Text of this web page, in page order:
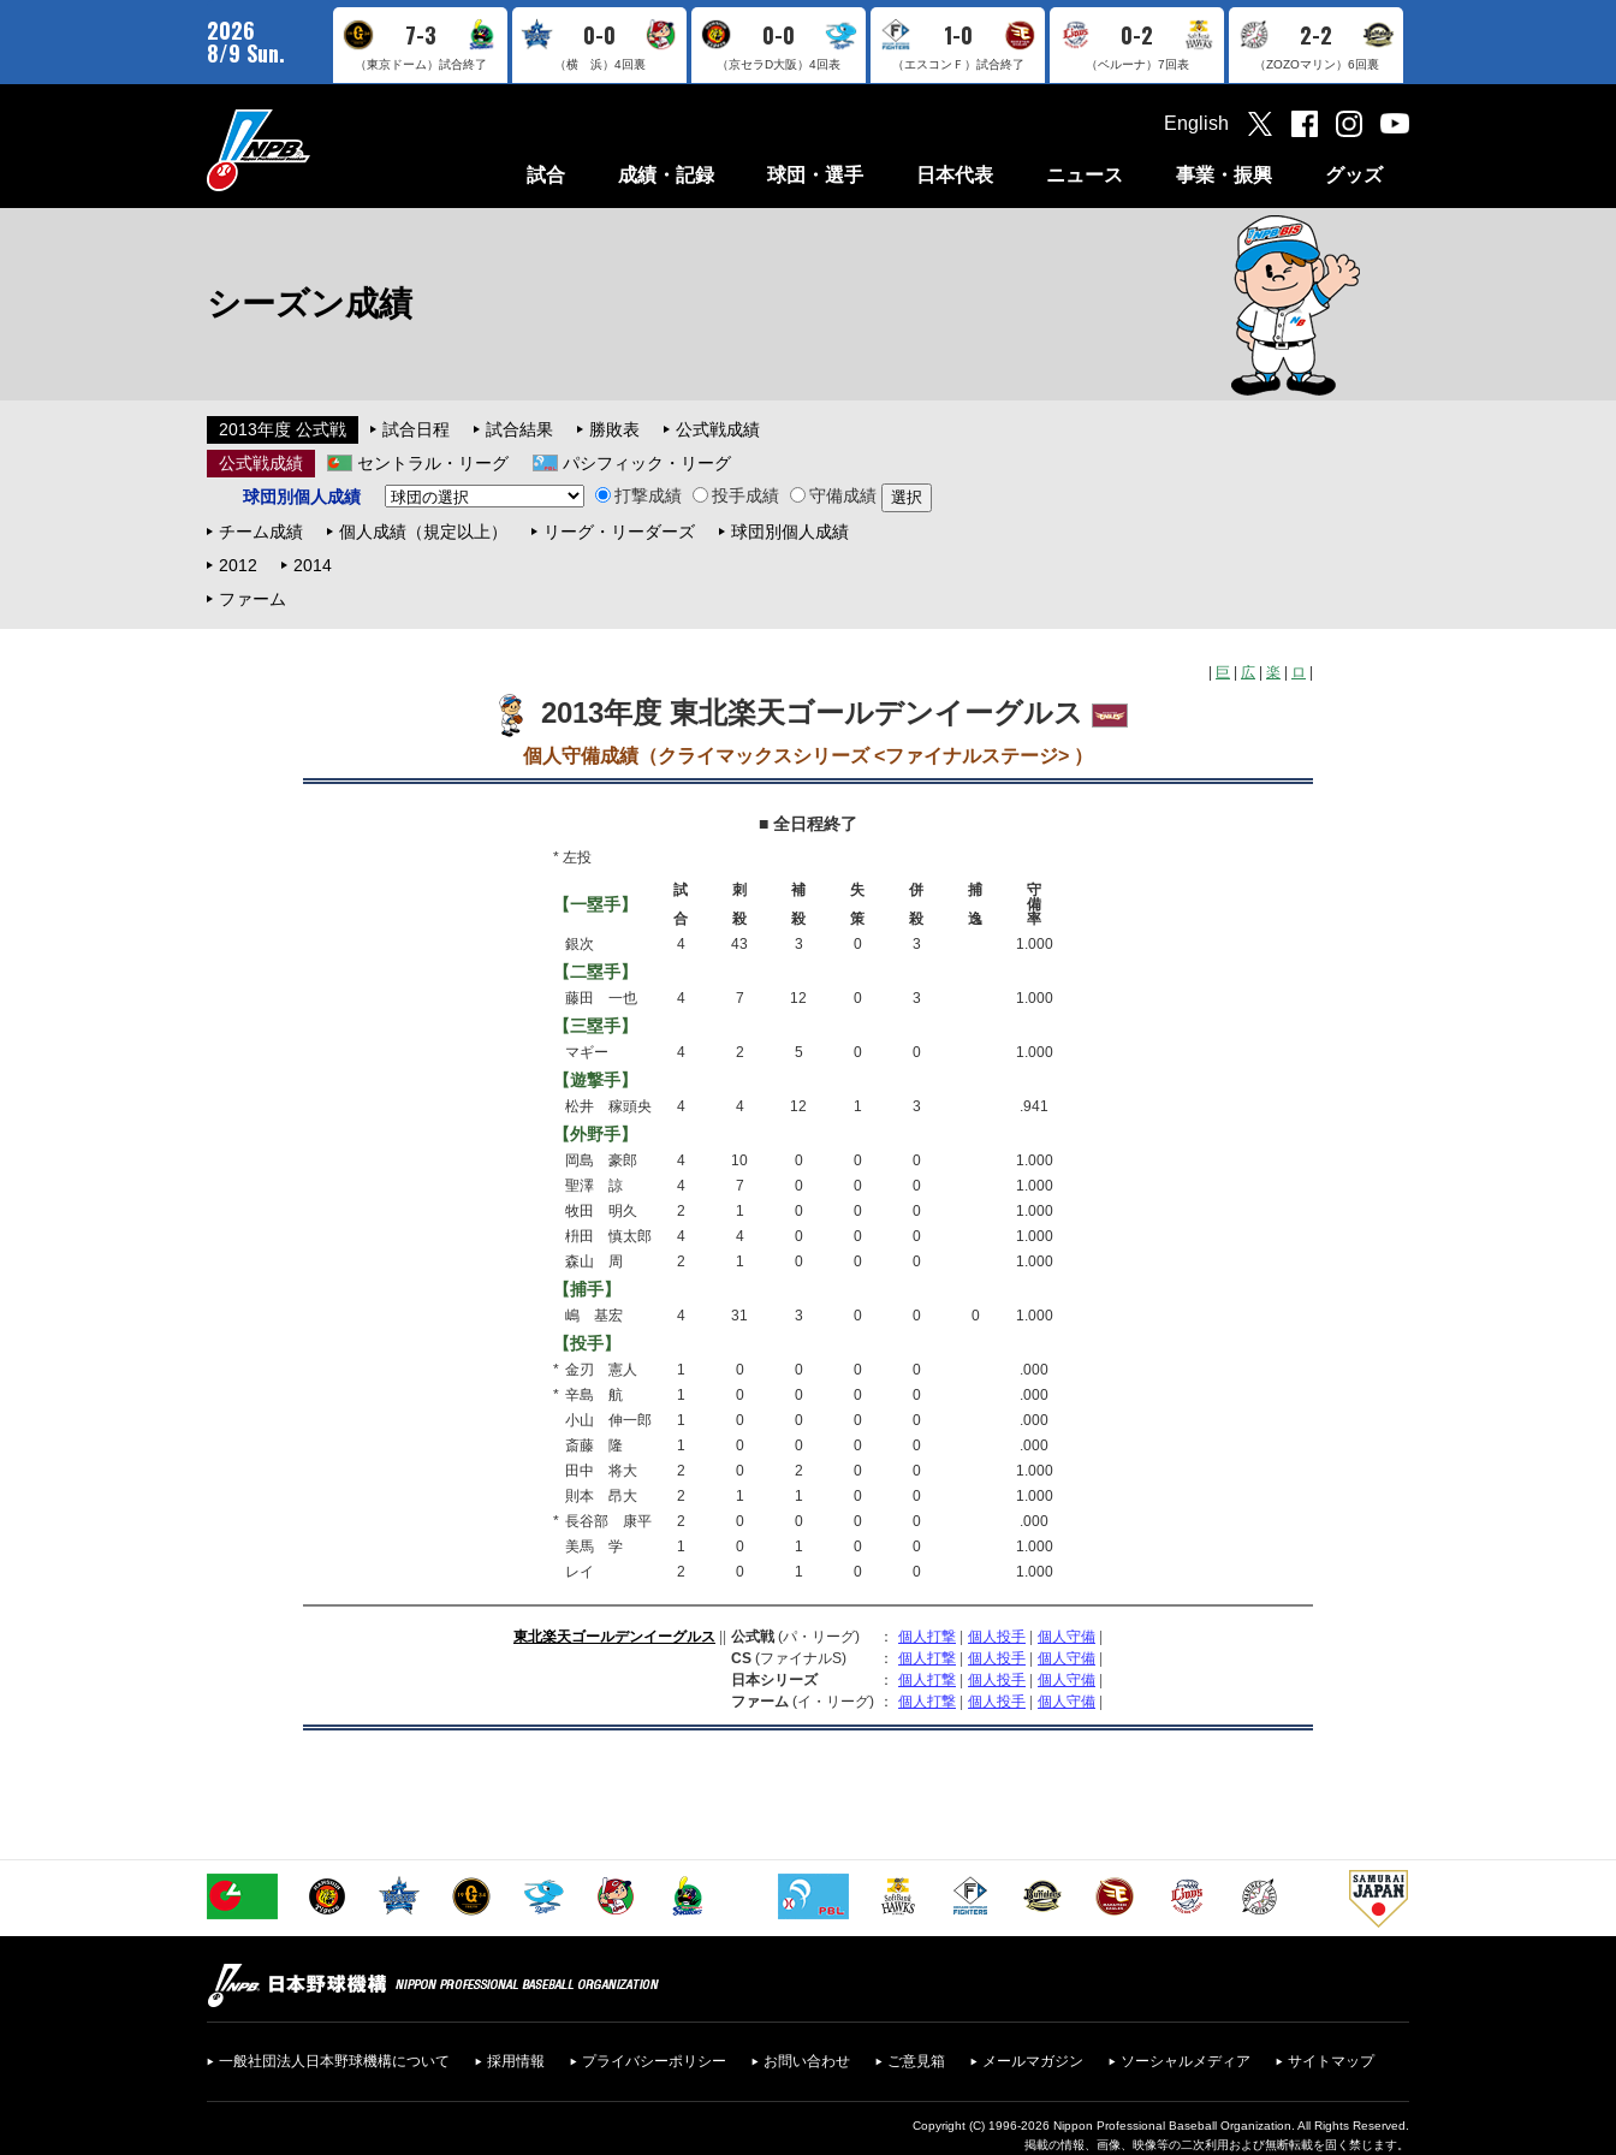
2026
8/9 Sun.
7-3
（東京ドーム） 試合終了
0-0
（横 浜） 4回裏
0-0
（京セラD大阪） 4回表
1-0
（エスコンＦ） 試合終了
0-2
（ベルーナ） 7回表
2-2
（ZOZOマリン） 6回裏
試合 成績・記録 球団・選手 日本代表 ニュース 事業・振興 グッズ
English
シーズン成績
2013年度 公式戦 試合日程 試合結果 勝敗表
公式戦成績
公式戦成績
セントラル・リーグ
パシフィック・リーグ
球団別個人成績
打撃成績 投手成績
守備成績
チーム成績
個人成績（規定以上） リーグ・リーダーズ
球団別個人成績
2012
2014
ファーム
巨 広 楽 ロ
2013年度 東北楽天ゴールデンイーグルス
個人守備成績（クライマックスシリーズ <ファイナルステージ> ）
■ 全日程終了
* 左投
【一塁手】
試
合
刺
殺
補
殺
失
策
併
殺
捕
逸
守
備
率
銀次
4 43 3 0 3 1.000
【二塁手】
藤田 一也 4 7 12 0 3 1.000
【三塁手】
マギー 4 2 5 0 0 1.000
【遊撃手】
松井 稼頭央 4 4 12 1 3 .941
【外野手】
岡島 豪郎 4 10 0 0 0
1.000
聖澤 諒
4 7 0 0 0
1.000
牧田 明久
2 1 0 0 0
1.000
枡田 慎太郎
4 4 0 0 0
1.000
森山 周
2 1 0 0 0 1.000
【捕手】
嶋 基宏 4 31 3 0 0 0 1.000
【投手】
* 金刃 憲人 1 0 0 0 0
.000
* 辛島 航 1 0 0 0 0
.000
小山 伸一郎
1 0 0 0 0
.000
斎藤 隆
1 0 0 0 0
.000
田中 将大
2 0 2 0 0
1.000
則本 昂大
2 1 1 0 0
1.000
* 長谷部 康平 2 0 0 0 0
.000
美馬 学
1 0 1 0 0
1.000
レイ
2 0 1 0 0 1.000
東北楽天ゴールデンイーグルス 公式戦 (パ・リーグ) ： 個人打撃 個人投手 個人守備
CS (ファイナルS) ： 個人打撃 個人投手 個人守備
日本シリーズ
： 個人打撃 個人投手 個人守備
ファーム (イ・リーグ) ： 個人打撃 個人投手 個人守備
一般社団法人日本野球機構について 採用情報 プライバシーポリシー お問い合わせ ご意見箱 メールマガジン ソーシャルメディア サイトマップ
Copyright (C) 1996-2026 Nippon Professional Baseball Organization. All Rights Reserved.
掲載の情報、画像、映像等の二次利用および無断転載を固く禁じます。